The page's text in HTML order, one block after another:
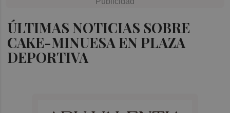
ÚLTIMAS NOTICIAS SOBRE
CAKE-MINUESA EN PLAZA
DEPORTIVA